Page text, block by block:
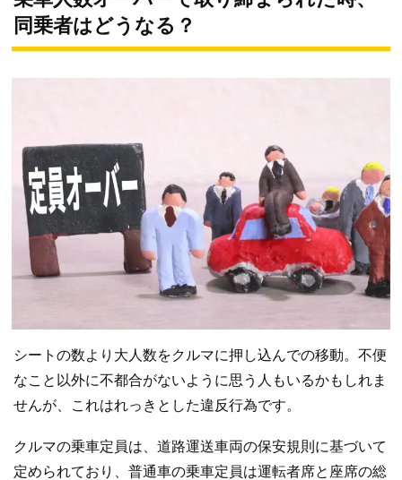
同乗者はどうなる？
シートの数より大人数をクルマに押し込んでの移動。不便
なこと以外に不都合がないように思う人もいるかもしれま
せんが、これはれっきとした違反行為です。
クルマの乗車定員は、道路運送車両の保安規則に基づいて
定められており、普通車の乗車定員は運転者席と座席の総